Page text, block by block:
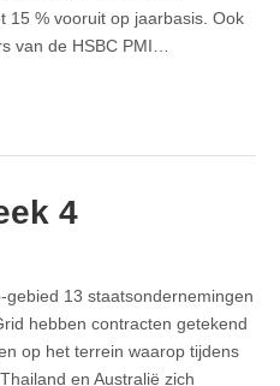
15 % vooruit op jaarbasis. Ook
van de HSBC PMI…
4
13 staatsondernemingen
hebben contracten getekend
op het terrein waarop tijdens
en Australië zich